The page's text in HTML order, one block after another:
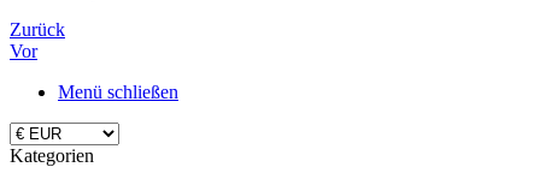
Zurück
Vor
Menü schließen
Kategorien